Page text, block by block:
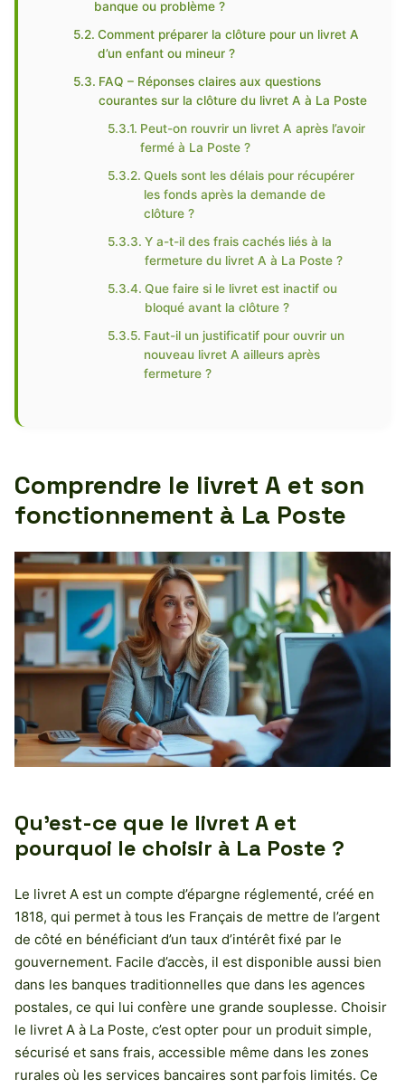
banque ou problème ?
Comment préparer la clôture pour un livret A
d’un enfant ou mineur ?
FAQ – Réponses claires aux questions
courantes sur la clôture du livret A à La Poste
Peut-on rouvrir un livret A après l’avoir
fermé à La Poste ?
Quels sont les délais pour récupérer
les fonds après la demande de
clôture ?
Y a-t-il des frais cachés liés à la
fermeture du livret A à La Poste ?
Que faire si le livret est inactif ou
bloqué avant la clôture ?
Faut-il un justificatif pour ouvrir un
nouveau livret A ailleurs après
fermeture ?
Comprendre le livret A et son
fonctionnement à La Poste
Qu’est-ce que le livret A et
pourquoi le choisir à La Poste ?
Le livret A est un compte d’épargne réglementé, créé en
1818, qui permet à tous les Français de mettre de l’argent
de côté en bénéficiant d’un taux d’intérêt fixé par le
gouvernement. Facile d’accès, il est disponible aussi bien
dans les banques traditionnelles que dans les agences
postales, ce qui lui confère une grande souplesse. Choisir
le livret A à La Poste, c’est opter pour un produit simple,
sécurisé et sans frais, accessible même dans les zones
rurales où les services bancaires sont parfois limités. Ce